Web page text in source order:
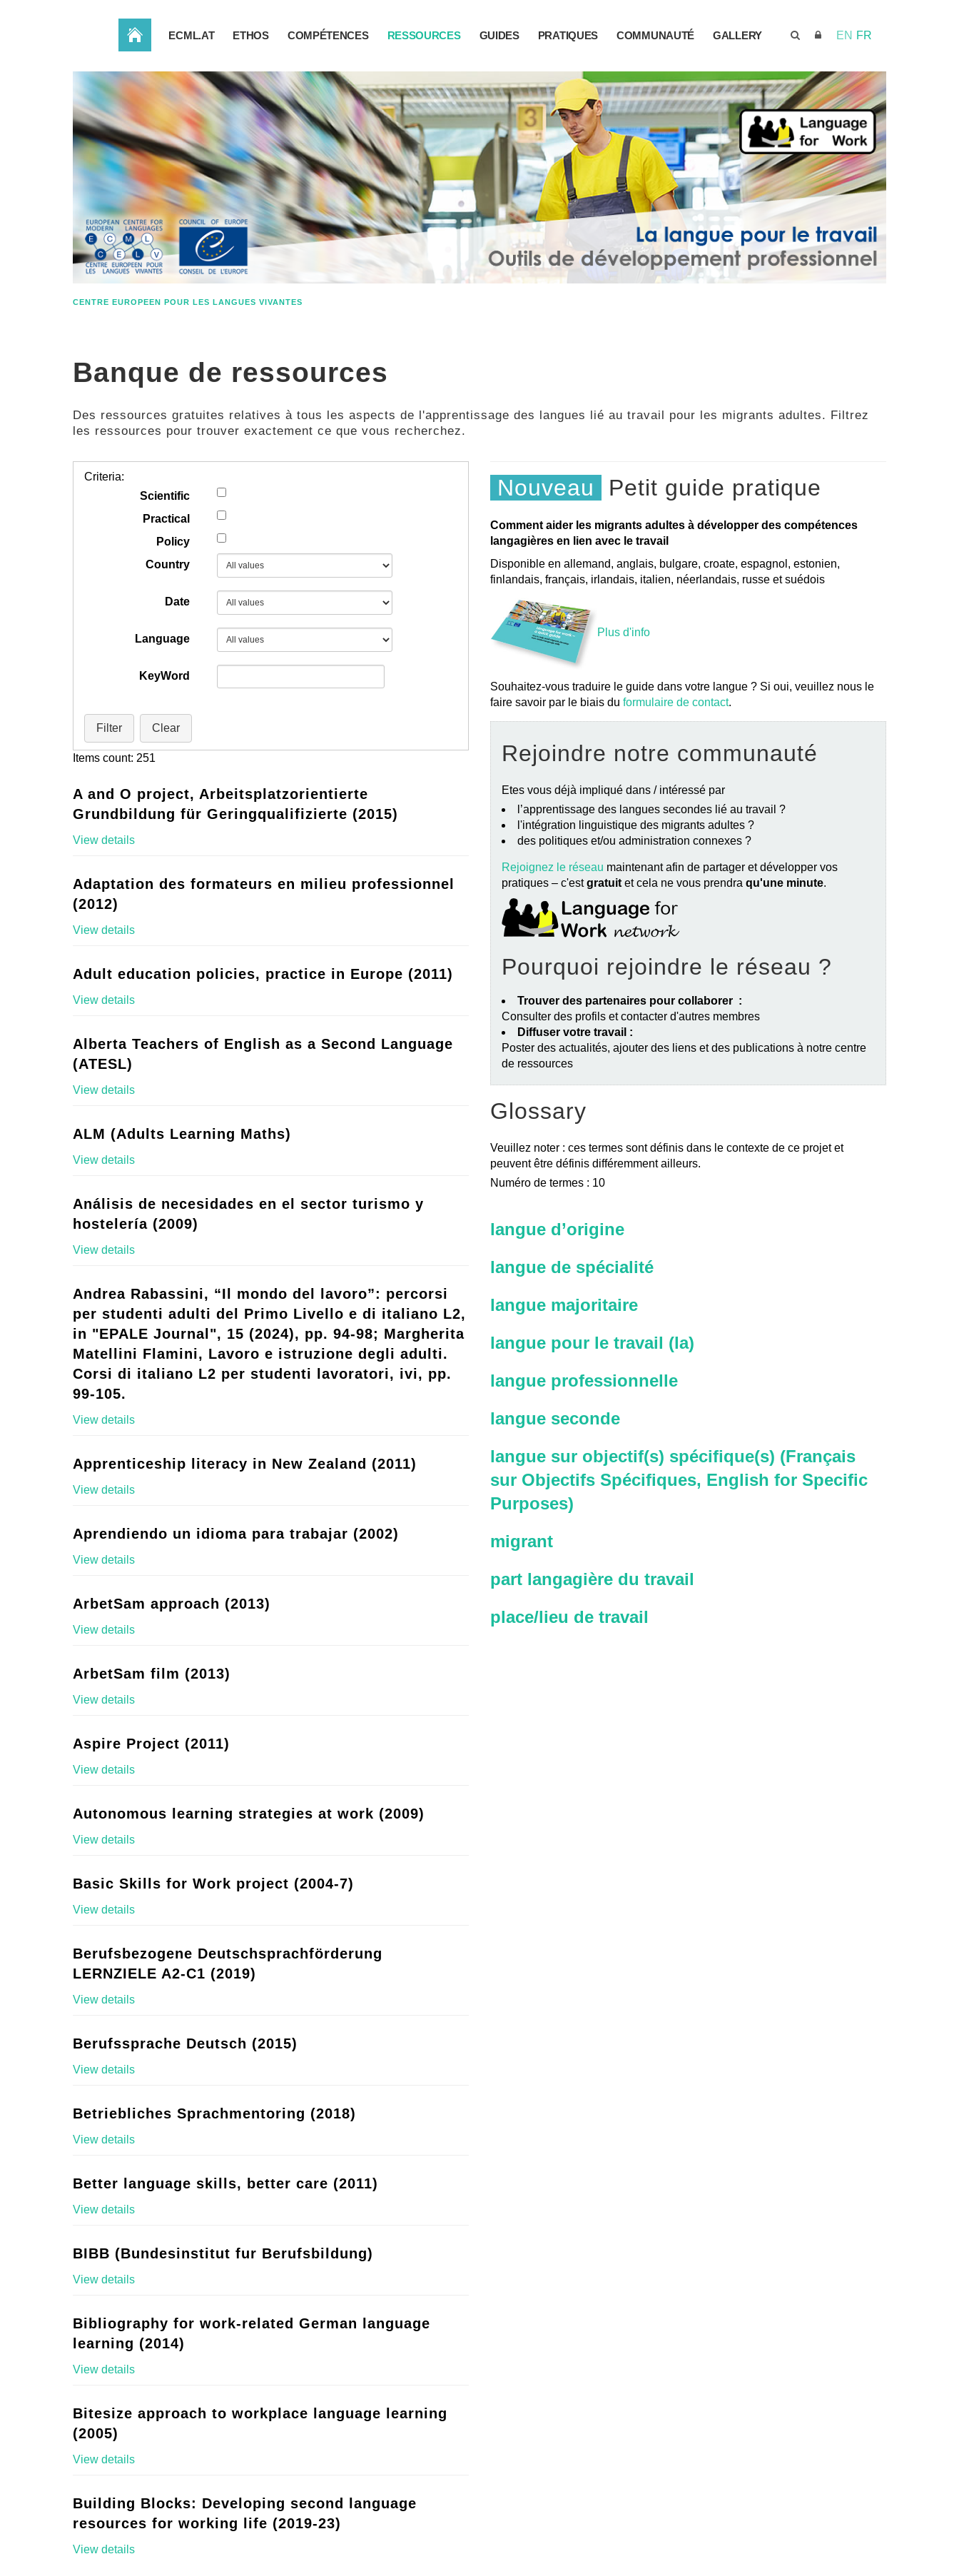
EN FR
ACCUEIL ECML.AT ETHOS COMPÉTENCES RESSOURCES GUIDES PRATIQUES COMMUNAUTÉ GALLERY
CENTRE EUROPEEN POUR LES LANGUES VIVANTES
Banque de ressources
Des ressources gratuites relatives à tous les aspects de l'apprentissage des langues lié au travail pour les migrants adultes. Filtrez
les ressources pour trouver exactement ce que vous recherchez.
Criteria:
Scientific
Practical
Policy
Country
Date
Language
KeyWord
Filter Clear
Items count: 251
A and O project, Arbeitsplatzorientierte
Grundbildung für Geringqualifizierte (2015)
View details
Adaptation des formateurs en milieu professionnel
(2012)
View details
Adult education policies, practice in Europe (2011)
View details
Alberta Teachers of English as a Second Language
(ATESL)
View details
ALM (Adults Learning Maths)
View details
Análisis de necesidades en el sector turismo y
hostelería (2009)
View details
Andrea Rabassini, “Il mondo del lavoro”: percorsi
per studenti adulti del Primo Livello e di italiano L2,
in "EPALE Journal", 15 (2024), pp. 94-98; Margherita
Matellini Flamini, Lavoro e istruzione degli adulti.
Corsi di italiano L2 per studenti lavoratori, ivi, pp.
99-105.
View details
Apprenticeship literacy in New Zealand (2011)
View details
Aprendiendo un idioma para trabajar (2002)
View details
ArbetSam approach (2013)
View details
ArbetSam film (2013)
View details
Aspire Project (2011)
View details
Autonomous learning strategies at work (2009)
View details
Basic Skills for Work project (2004-7)
View details
Berufsbezogene Deutschsprachförderung
LERNZIELE A2-C1 (2019)
View details
Berufssprache Deutsch (2015)
View details
Betriebliches Sprachmentoring (2018)
View details
Better language skills, better care (2011)
View details
BIBB (Bundesinstitut fur Berufsbildung)
View details
Bibliography for work-related German language
learning (2014)
View details
Bitesize approach to workplace language learning
(2005)
View details
Building Blocks: Developing second language
resources for working life (2019-23)
View details
Nouveau Petit guide pratique
Comment aider les migrants adultes à développer des compétences
langagières en lien avec le travail
Disponible en allemand, anglais, bulgare, croate, espagnol, estonien,
finlandais, français, irlandais, italien, néerlandais, russe et suédois
Plus d'info
Souhaitez-vous traduire le guide dans votre langue ? Si oui, veuillez nous le
faire savoir par le biais du formulaire de contact.
Rejoindre notre communauté
Etes vous déjà impliqué dans / intéressé par
l’apprentissage des langues secondes lié au travail ?
l'intégration linguistique des migrants adultes ?
des politiques et/ou administration connexes ?
Rejoignez le réseau maintenant afin de partager et développer vos
pratiques – c'estgratuit et cela ne vous prendra qu'une minute.
Pourquoi rejoindre le réseau ?
Trouver des partenaires pour collaborer :
Consulter des profils et contacter d'autres membres
Diffuser votre travail :
Poster des actualités, ajouter des liens et des publications à notre centre
de ressources
Glossary
Veuillez noter : ces termes sont définis dans le contexte de ce projet et
peuvent être définis différemment ailleurs.
Numéro de termes : 10
langue d’origine
langue de spécialité
langue majoritaire
langue pour le travail (la)
langue professionnelle
langue seconde
langue sur objectif(s) spécifique(s) (Français
sur Objectifs Spécifiques, English for Specific
Purposes)
migrant
part langagière du travail
place/lieu de travail